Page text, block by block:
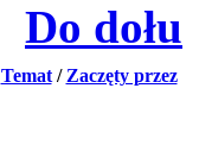
Do dołu
Temat/ Zaczęty przez